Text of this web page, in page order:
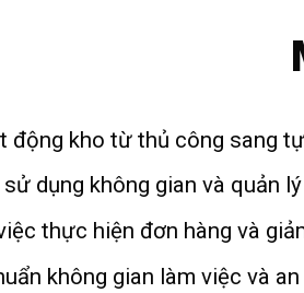
động kho từ thủ công sang
dụng không gian và quản
thực hiện đơn hàng và
không gian làm việc và